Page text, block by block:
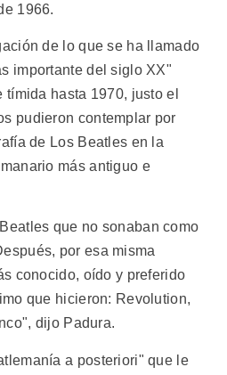
1966.
de lo que se ha llamado
importante del siglo XX"
hasta 1970, justo el
pudieron contemplar por
de Los Beatles en la
más antiguo e
que no sonaban como
por esa misma
conocido, oído y preferido
que hicieron: Revolution,
dijo Padura.
a posteriori" que le